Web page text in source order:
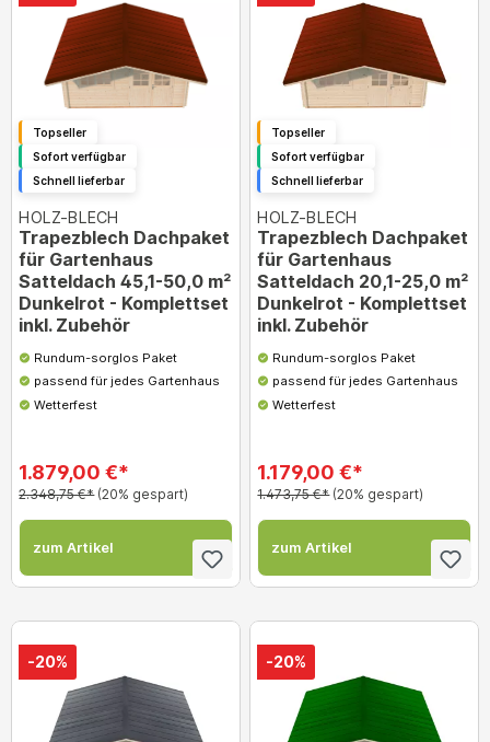
Topseller
Sofort verfügbar
Schnell lieferbar
HOLZ-BLECH
Trapezblech Dachpaket
für Gartenhaus
Satteldach 45,1-50,0 m²
Dunkelrot - Komplettset
inkl. Zubehör
Rundum-sorglos Paket
passend für jedes Gartenhaus
Wetterfest
1.879,00 €*
2.348,75 €* (20% gespart)
zum Artikel
Topseller
Sofort verfügbar
Schnell lieferbar
HOLZ-BLECH
Trapezblech Dachpaket
für Gartenhaus
Satteldach 20,1-25,0 m²
Dunkelrot - Komplettset
inkl. Zubehör
Rundum-sorglos Paket
passend für jedes Gartenhaus
Wetterfest
1.179,00 €*
1.473,75 €* (20% gespart)
zum Artikel
-20% -20%